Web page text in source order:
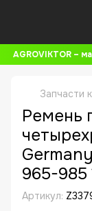
AGROVIKTOR –
Запчасти
Ремень
965-985
Артикул: